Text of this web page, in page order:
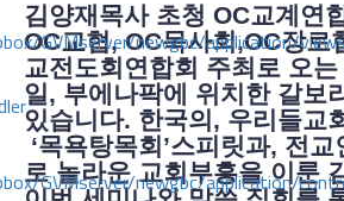
GVMserver/newgbc/application/
GVMserver/newgbc/application/
김양재목사 초청 OC교계연
OC교협, OC목사회,OC장로
교전도회연합회 주최로 오
일, 부에나팍에 위치한 갈보
있습니다. 한국의, 우리들교
‘목욕탕목회’스피릿과, 전
로 놀라운 교회부흥을 이룬